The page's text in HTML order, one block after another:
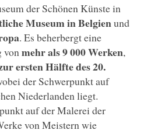
der Schönen Künste in
Museum in Belgienund
. Es beherbergt eine
vonmehr als 9 000 Werken,
ersten Hälfte des 20.
der Schwerpunkt auf
Niederlanden liegt.
auf der Malerei der
von Meistern wie